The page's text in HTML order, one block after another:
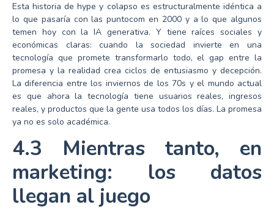
Esta historia de hype y colapso es estructuralmente idéntica a
lo que pasaría con las puntocom en 2000 y a lo que algunos
temen hoy con la IA generativa. Y tiene raíces sociales y
económicas claras: cuando la sociedad invierte en una
tecnología que promete transformarlo todo, el gap entre la
promesa y la realidad crea ciclos de entusiasmo y decepción.
La diferencia entre los inviernos de los 70s y el mundo actual
es que ahora la tecnología tiene usuarios reales, ingresos
reales, y productos que la gente usa todos los días. La promesa
ya no es solo académica.
4.3 Mientras tanto, en
marketing: los datos
llegan al juego